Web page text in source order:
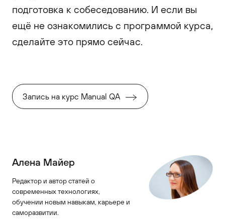
подготовка к собеседованию. И если вы
ещё не ознакомились с программой курса,
сделайте это прямо сейчас.
Запись на курс Manual QA
Алена Майер
Редактор и автор статей о
современных технологиях,
обучении новым навыкам, карьере и
саморазвитии.